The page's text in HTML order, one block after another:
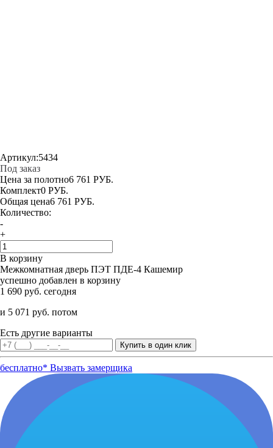
Артикул:5434
Под заказ
Цена за полотно6 761 РУБ.
Комплект0 РУБ.
Общая цена6 761 РУБ.
Количество:
-
+
В корзину
Межкомнатная дверь ПЭТ ПДЕ-4 Кашемир
успешно добавлен в корзину
1 690 руб. сегодня
и 5 071 руб. потом
Есть другие варианты
бесплатно* Вызвать замерщика